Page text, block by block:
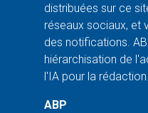
distribuées sur ce
réseaux sociaux, et
des notifications.
hiérarchisation de
l'IA pour la rédaction.
ABP